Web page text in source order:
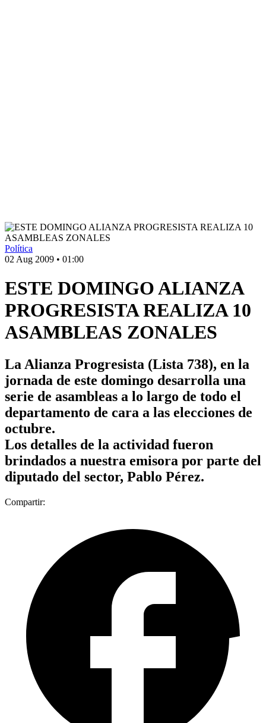
Política
02 Aug 2009 • 01:00
ESTE DOMINGO ALIANZA
PROGRESISTA REALIZA 10
ASAMBLEAS ZONALES
La Alianza Progresista (Lista 738), en la
jornada de este domingo desarrolla una
serie de asambleas a lo largo de todo el
departamento de cara a las elecciones de
octubre.
Los detalles de la actividad fueron
brindados a nuestra emisora por parte del
diputado del sector, Pablo Pérez.
Compartir: